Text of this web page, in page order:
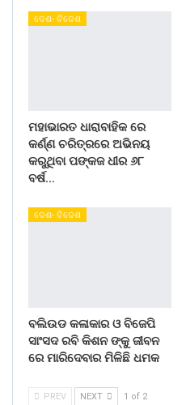
ଦେଶ- ବିଦେଶ
ମହାଭାରତ ଧାରାବାହିକ ରେ
କର୍ଣ୍ଣ ଚରିତ୍ରରେ ଅଭିନୟ
କରୁଥିବା ପଙ୍କଜ ଧୀର ୬୮
ବର୍ଷ…
ଦେଶ- ବିଦେଶ
ବଲିଉଡ କଳାକାର ଓ ବିଜେପି
ସାଂସଦ ରବି କିଶନ ଙ୍କୁ ଜୀବନ
ରେ ମାରିଦେବାର ମିଳିଛି ଧମକ
PREV NEXT 1 of 2